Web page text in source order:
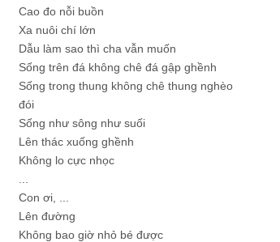
Cao đo nỗi buồn
Xa nuôi chí lớn
Dẫu làm sao thì cha vẫn muốn
Sống trên đá không chê đá gập ghềnh
Sống trong thung không chê thung nghèo
đói
Sống như sông như suối
Lên thác xuống ghềnh
Không lo cực nhọc
Con ơi, ...
Lên đường
Không bao giờ nhỏ bé được